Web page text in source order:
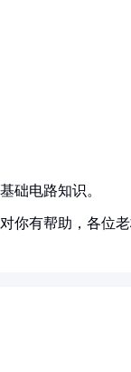
础电路知识。
你有帮助，各位